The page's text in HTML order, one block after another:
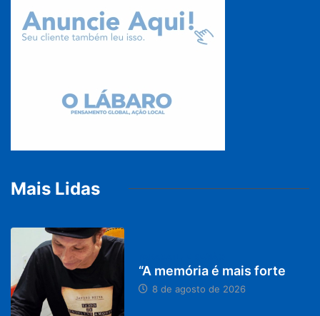
Mais Lidas
“A memória é mais forte
8 de agosto de 2026